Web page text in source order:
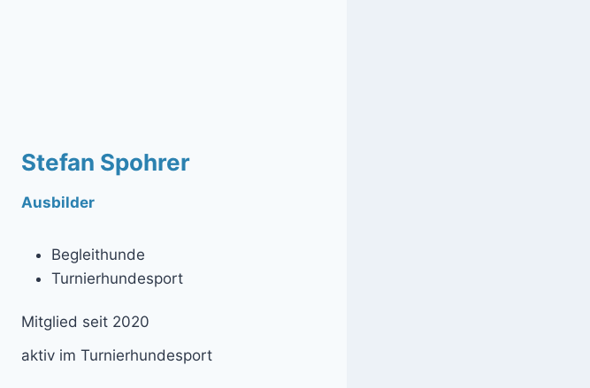
Stefan Spohrer
Ausbilder
Begleithunde
Turnierhundesport
Mitglied seit 2020
aktiv im Turnierhundesport